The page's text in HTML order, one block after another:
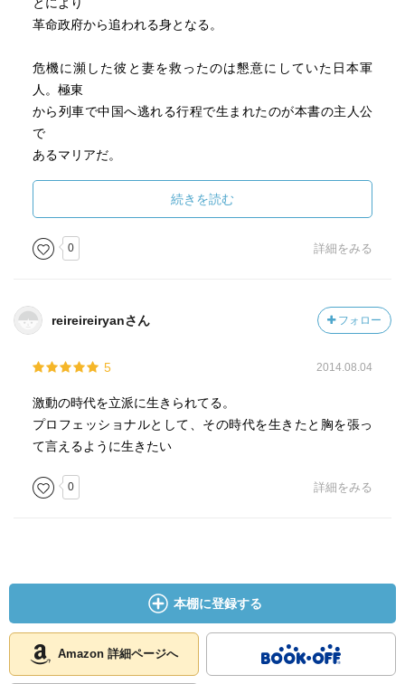
革命政府から追われる身となる。
危機に瀕した彼と妻を救ったのは懇意にしていた日本軍
人。極東
から列車で中国へ逃れる行程で生まれたのが本書の主人公
で
あるマリアだ。
ハルピンの修道院に預けられ、父か母が現れるのを待つ
日々。
修道女になるしかない瀬戸際で日本への亡命が叶う。
人の
故郷である会津若松。ブルーグレイの瞳に金色の髪を持っ
は、慣れない日本で成長していく。
上巻はマリアが女医となり、東京都清瀬市に開業するまで
を描く。
丈。しかも、
亡命先が日本である。
なのに、浅いんだ。なんだかとんとん拍子に話が進んでい
やしないか。
モデル小説なのは分かる。でも、もうちょっと深みが出せ
続きを読む
0 詳細をみる
reireireiryanさん フォロー
5 2014.08.04
激動の時代を立派に生きられてる。
プロフェッショナルとして、その時代を生きたと胸を張っ
て言えるように生きたい
0 詳細をみる
本棚に登録する
Amazon 詳細ページへ